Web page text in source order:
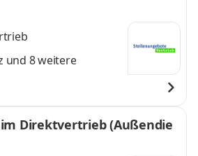
und 8 weitere
Direktvertrieb (Außendie